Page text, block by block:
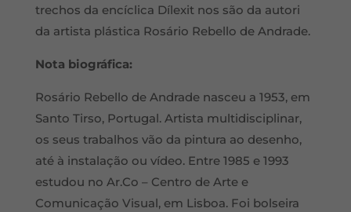
trechos da encíclica Dílexit nos são da autori
da artista plástica Rosário Rebello de Andrade.
Nota biográfica:
Rosário Rebello de Andrade nasceu a 1953, em
Santo Tirso, Portugal. Artista multidisciplinar,
os seus trabalhos vão da pintura ao desenho,
até à instalação ou vídeo. Entre 1985 e 1993
estudou no Ar.Co – Centro de Arte e
Comunicação Visual, em Lisboa. Foi bolseira